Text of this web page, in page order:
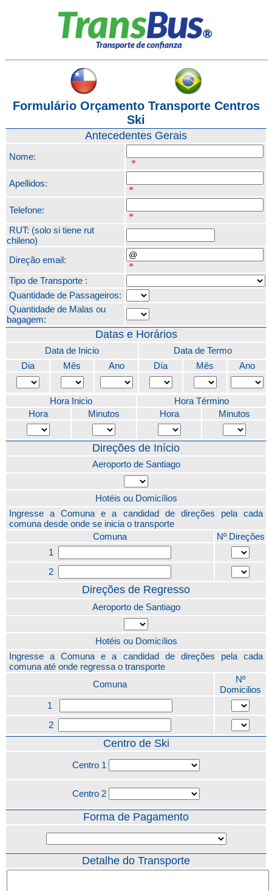
Formulário Orçamento TransporteCentros
Ski
Antecedentes Gerais
Nome:
*
Apellidos:
*
Telefone:
*
RUT: (solo si tiene rut
chileno)
Direção email:
*
Tipo de Transporte :
Quantidade de Passageiros:
Quantidade de Malas ou
bagagem:
Datas e Horários
Data de Inicio
Data de Termo
Dia
Mês Ano Día Mês Ano
Hora Inicio
Hora Término
Hora
Minutos Hora Minutos
Direções de Início
Aeroporto de Santiago
Hotéis ou Domicílios
Ingresse a Comuna e a candidad de direções pela cada
comuna desde onde se inicia o transporte
Comuna
Nº Direções
1
2
Direções de Regresso
Aeroporto de Santiago
Hotéis ou Domicílios
Ingresse a Comuna e a candidad de direções pela cada
comuna até onde regressa o transporte
Comuna
Nº
Domicilios
1
2
Centro de Ski
Centro 1
Centro 2
Forma de Pagamento
Detalhe do Transporte